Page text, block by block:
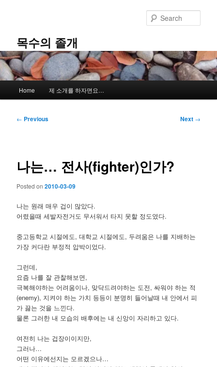
content목수의 졸개
Home 제 소개를 하자면요…
Post
← Previous Next →
나는… 전사(fighter)인가?
Posted on2010-03-09
나는 원래 매우 겁이 많았다.
어렸을때 세발자전거도 무서워서 타지 못할 정도였다.
중고등학교 시절에도, 대학교 시절에도, 두려움은 나를 지배하는
가장 커다란 부정적 압박이었다.
그런데,
요즘 나를 잘 관찰해보면,
극복해야하는 어려움이나, 맞닥드려야하는 도전, 싸워야 하는 적
(enemy), 지켜야 하는 가치 등등이 분명히 들어날때 내 안에서 피
가 끓는 것을 느낀다.
물론 그러한 내 모습의 배후에는 내 신앙이 자리하고 있다.
여전히 나는 겁장이이지만,
그러나…
어떤 이유에선지는 모르겠으나…